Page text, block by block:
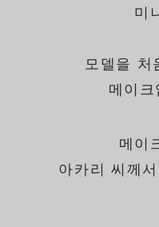
미
모델을 처
메이
메이
아카리 씨께